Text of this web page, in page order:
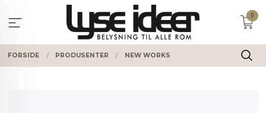
innholdet
0
FORSIDE PRODUSENTER NEW WORKS